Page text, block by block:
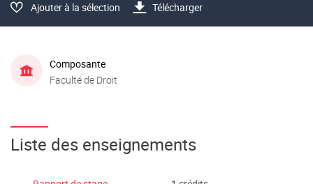
Ajouter à la sélection Télécharger
Composante
Faculté de Droit
Liste des enseignements